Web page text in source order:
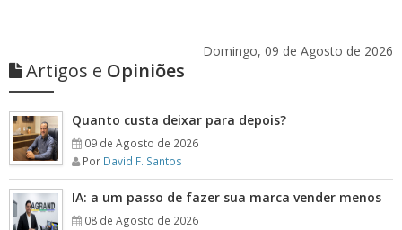
Domingo, 09 de Agosto de 2026
Artigos e Opiniões
Quanto custa deixar para depois?
09 de Agosto de 2026
Por David F. Santos
IA: a um passo de fazer sua marca vender menos
08 de Agosto de 2026